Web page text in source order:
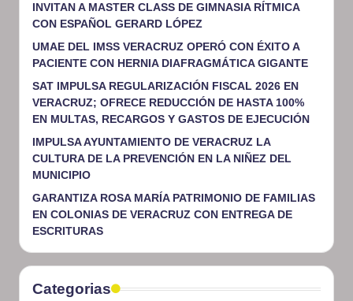
INVITAN A MASTER CLASS DE GIMNASIA RÍTMICA
CON ESPAÑOL GERARD LÓPEZ
UMAE DEL IMSS VERACRUZ OPERÓ CON ÉXITO A
PACIENTE CON HERNIA DIAFRAGMÁTICA GIGANTE
SAT IMPULSA REGULARIZACIÓN FISCAL 2026 EN
VERACRUZ; OFRECE REDUCCIÓN DE HASTA 100%
EN MULTAS, RECARGOS Y GASTOS DE EJECUCIÓN
IMPULSA AYUNTAMIENTO DE VERACRUZ LA
CULTURA DE LA PREVENCIÓN EN LA NIÑEZ DEL
MUNICIPIO
GARANTIZA ROSA MARÍA PATRIMONIO DE FAMILIAS
EN COLONIAS DE VERACRUZ CON ENTREGA DE
ESCRITURAS
Categorias